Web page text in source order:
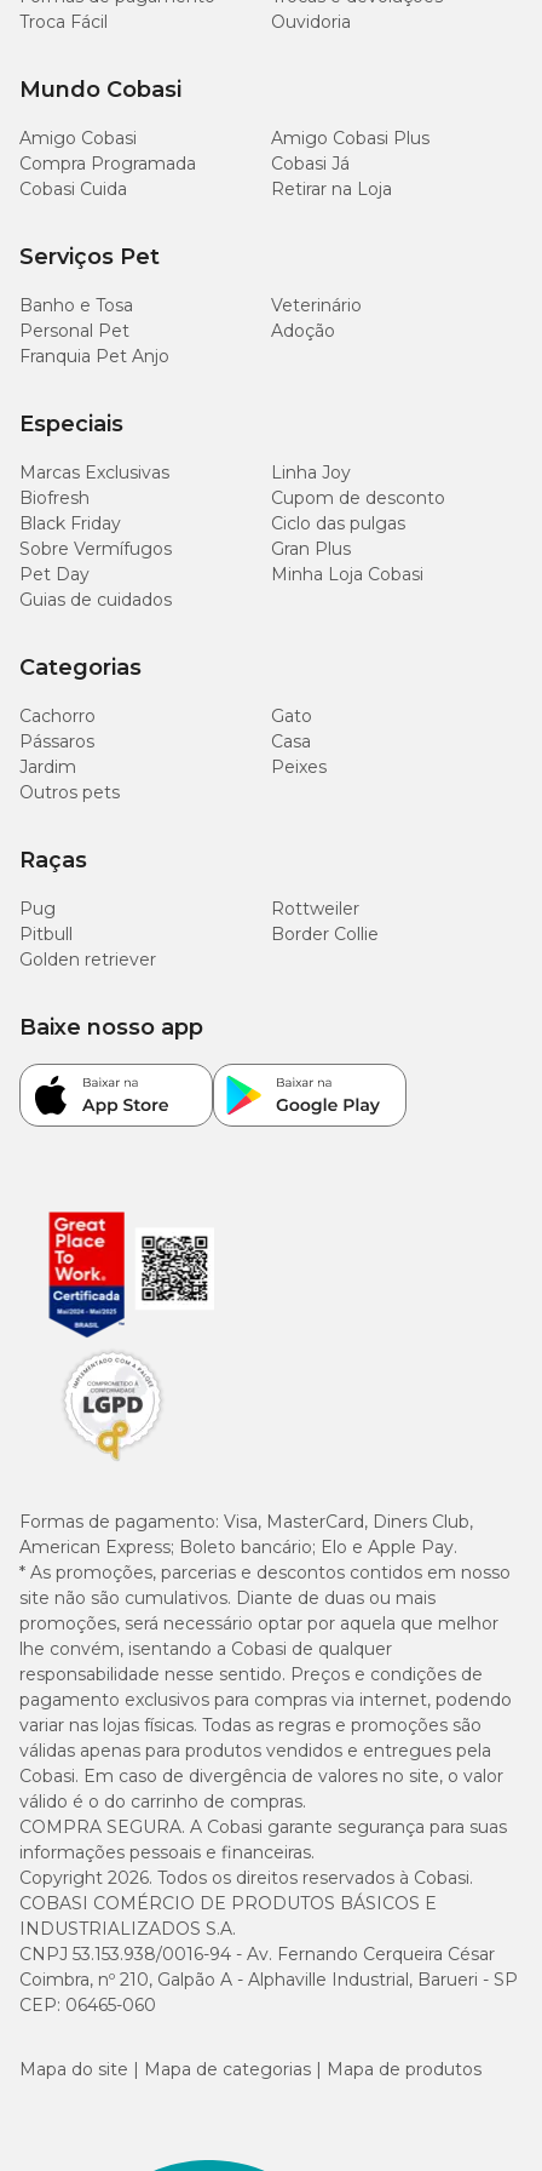
geneticamente modificada por Agrobacterium tumefaciens.
Níveis de Garantia
Proteína Bruta (Mín.)
Matéria fibrosa (Máx.)
Matéria mineral (Máx.)
Cálcio (Máx.)
Cálcio (Mín.)
Sódio (Mín.)
Saccharomyces cerevisiae (Mín.)
Lactobacillus acidophilus (Mín.)
Aditivos adsorventes de toxinas (Mín.)
DL-metionina (Mín.)
Enriquecimento mín. por Kg
Vitamina A (9.100,0 UI),vitamina D3 (1470,0 UI),vitamina E (136,0
UI),vitamina K3 (3,4 mg),vitamina C (440,0 mg),ácido fólico (2,3
mg),vitamina B5 (39,7 mg),niacina (62,3 mg),biotina (0,3
mg),colina (1.700,0 mg),vitamina B12 (90,7 mcg),vitamina B6
(6,8 mg),vitamina B1 (6,8 mg),vitamina B2 (11,3 mg),inositol
(68,0), cobre (11,3 mg),cobalto (0,17 mg),ferro (15,0 mg),iodo (1,3
mg),manganês (56,7 mg),zinco (102,0 mg),selênio (0,45 mg).
Troca Fácil
Ouvidoria
Mundo Cobasi
Amigo Cobasi
Amigo Cobasi Plus
Compra Programada
Cobasi Já
Cobasi Cuida
Retirar na Loja
Serviços Pet
Banho e Tosa
Veterinário
Personal Pet
Adoção
Franquia Pet Anjo
Especiais
Marcas Exclusivas
Linha Joy
Biofresh
Cupom de desconto
Black Friday
Ciclo das pulgas
Sobre Vermífugos
Gran Plus
Pet Day
Minha Loja Cobasi
Guias de cuidados
Categorias
Cachorro
Gato
Pássaros
Casa
Jardim
Peixes
Outros pets
Raças
Pug
Rottweiler
Pitbull
Border Collie
Golden retriever
Formas de pagamento: Visa, MasterCard, Diners Club,
American Express; Boleto bancário; Elo e Apple Pay.
* As promoções, parcerias e descontos contidos em nosso
site não são cumulativos. Diante de duas ou mais
promoções, será necessário optar por aquela que melhor
lhe convém, isentando a Cobasi de qualquer
responsabilidade nesse sentido. Preços e condições de
pagamento exclusivos para compras via internet, podendo
variar nas lojas físicas. Todas as regras e promoções são
válidas apenas para produtos vendidos e entregues pela
Cobasi. Em caso de divergência de valores no site, o valor
válido é o do carrinho de compras.
COMPRA SEGURA. A Cobasi garante segurança para suas
informações pessoais e financeiras.
Copyright 2026. Todos os direitos reservados à Cobasi.
COBASI COMÉRCIO DE PRODUTOS BÁSICOS E
INDUSTRIALIZADOS S.A.
CNPJ 53.153.938/0016-94 - Av. Fernando Cerqueira César
Coimbra, nº 210, Galpão A - Alphaville Industrial, Barueri - SP
CEP: 06465-060
Baixe nosso app
Mapa do site Mapa de categorias Mapa de produtos